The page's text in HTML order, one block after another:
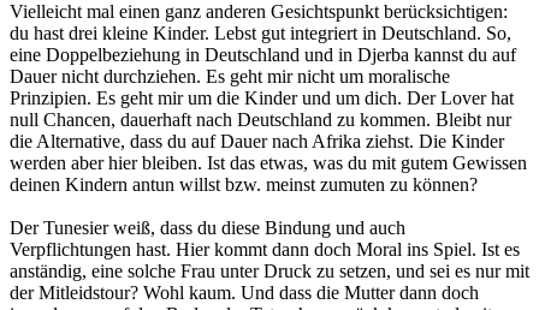
Vielleicht mal einen ganz anderen Gesichtspunkt berücksichtigen:
du hast drei kleine Kinder. Lebst gut integriert in Deutschland. So,
eine Doppelbeziehung in Deutschland und in Djerba kannst du auf
Dauer nicht durchziehen. Es geht mir nicht um moralische
Prinzipien. Es geht mir um die Kinder und um dich. Der Lover hat
null Chancen, dauerhaft nach Deutschland zu kommen. Bleibt nur
die Alternative, dass du auf Dauer nach Afrika ziehst. Die Kinder
werden aber hier bleiben. Ist das etwas, was du mit gutem Gewissen
deinen Kindern antun willst bzw. meinst zumuten zu können?
Der Tunesier weiß, dass du diese Bindung und auch
Verpflichtungen hast. Hier kommt dann doch Moral ins Spiel. Ist es
anständig, eine solche Frau unter Druck zu setzen, und sei es nur mit
der Mitleidstour? Wohl kaum. Und dass die Mutter dann doch